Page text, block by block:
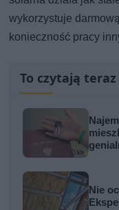
wykorzystuje
konieczność pracy
To czytają
Nie